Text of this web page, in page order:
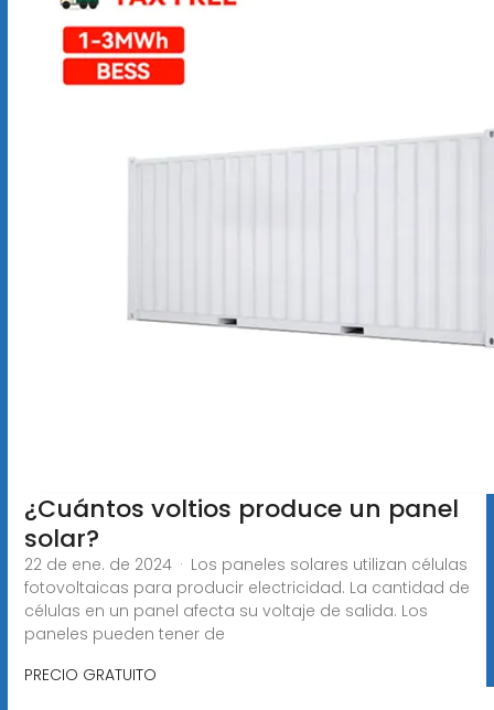
¿Cuántos voltios produce un panel
solar?
22 de ene. de 2024 · Los paneles solares utilizan células
fotovoltaicas para producir electricidad. La cantidad de
células en un panel afecta su voltaje de salida. Los
paneles pueden tener de
PRECIO GRATUITO